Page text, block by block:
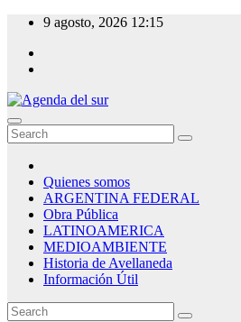
Skip
content
9 agosto, 2026 12:15
Agenda del sur
Quienes somos
ARGENTINA FEDERAL
Obra Pública
LATINOAMERICA
MEDIOAMBIENTE
Historia de Avellaneda
Información Útil